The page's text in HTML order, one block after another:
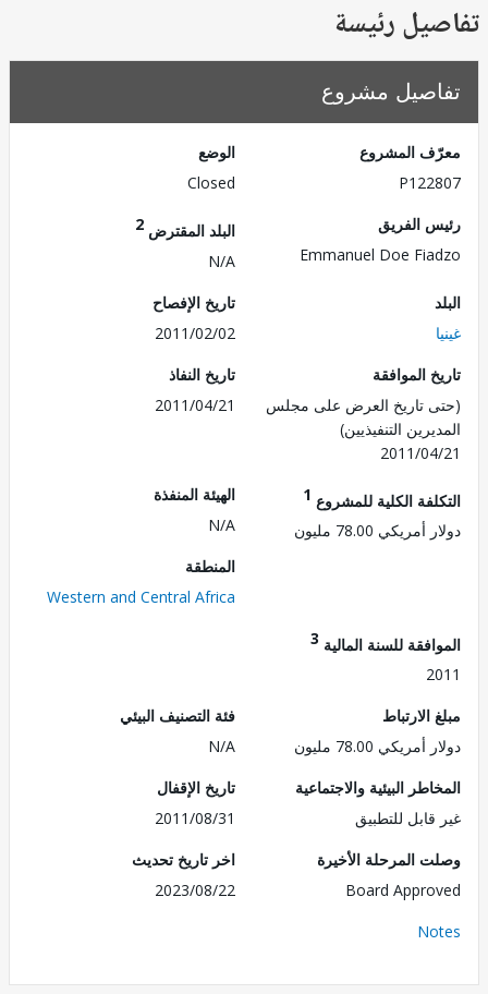
رئيسة
مشروع
المشروع
الفريق
Emmanuel Doe
البلد المقترض
تاريخ الإفصاح
2011/02/02
الموافقة
تاريخ العرض على مجلس
التنفيذيين)
2011/
تاريخ النفاذ
2011/04/21
الكلية للمشروع1
78.00 مليون
الهيئة المنفذة
Western and Central Africa
للسنة المالية3
78.00 مليون
فئة التصنيف البيئي
البيئية والاجتماعية
للتطبيق
تاريخ الإقفال
2011/08/31
المرحلة الأخيرة
Board
اخر تاريخ تحديث
2023/08/22